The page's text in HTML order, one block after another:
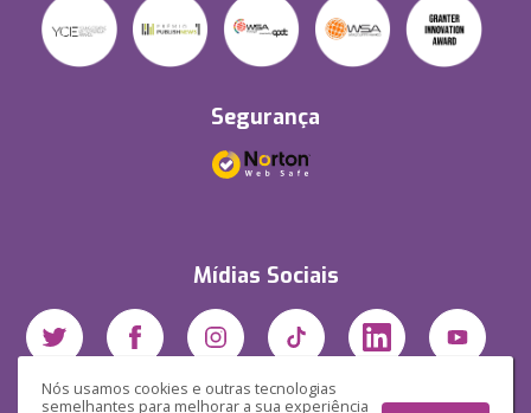
Nós usamos cookies e outras tecnologias
semelhantes para melhorar a sua experiência
Segurança
Mídias Sociais